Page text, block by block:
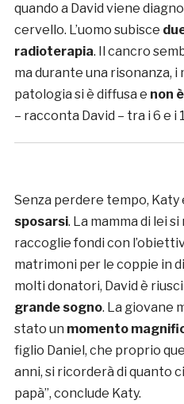
quando a David viene
cervello. L’uomo subisce
radioterapia. Il cancro
ma durante una risonanza,
patologia si è diffusa e non
– racconta David – tra i 6 e i
Senza perdere tempo, Katy
sposarsi. La mamma di lei
raccoglie fondi con
matrimoni per le coppie in
molti donatori, David è
grande sogno. La giovane
stato un momento
figlio Daniel, che proprio
anni, si ricorderà di quanto
papà”, conclude Katy.